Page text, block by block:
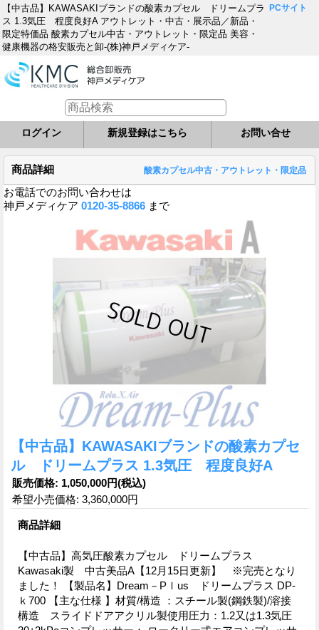
【中古品】KAWASAKIブランドの酸素カプセル ドリームプラ
ス 1.3気圧 程度良好A アウトレット・中古・展示品／新品・
限定特価品 酸素カプセル中古・アウトレット・限定品 美容・
健康機器の格安販売と卸-(株)神戸メディケア-
PCサイト
ログイン 新規登録はこちら お問い合せ
商品詳細 酸素カプセル中古・アウトレット・限定品
お電話でのお問い合わせは
神戸メディケア 0120-35-8866 まで
【中古品】KAWASAKIブランドの酸素カプセ
ル ドリームプラス 1.3気圧 程度良好A
販売価格: 1,050,000円(税込)
希望小売価格: 3,360,000円
商品詳細
【中古品】高気圧酸素カプセル ドリームプラス
Kawasaki製 中古美品A【12月15日更新】 ※完売となり
ました！ 【製品名】Dream－Pｌus ドリームプラス DP-
ｋ700 【主な仕様 】材質/構造 ：スチール製(鋼鉄製)/溶接
構造 スライドドアアクリル製使用圧力：1.2又は1.3気圧